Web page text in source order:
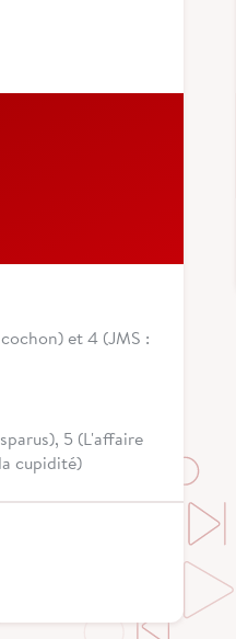
et 4 (JMS :
5 (L'affaire
cupidité)